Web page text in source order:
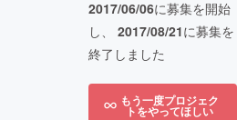
2017/06/06に募集を開始
し、 2017/08/21に募集を
終了しました
もう一度プロジェク
トをやってほしい